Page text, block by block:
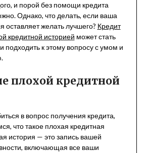
и порой без помощи кредита
Однако, что делать, если ваша
оставляет желать лучшего? Кредит
кредитной историей может стать
подходить к этому вопросу с умом и
плохой кредитной
в вопрос получения кредита,
что такое плохая кредитная
история — это запись вашей
включающая все ваши